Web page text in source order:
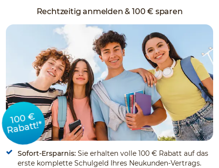
Rechtzeitig anmelden & 100 € sparen
100 €
Rabatt!*
Sofort-Ersparnis: Sie erhalten volle 100 € Rabatt auf das
erste komplette Schulgeld Ihres Neukunden-Vertrags.